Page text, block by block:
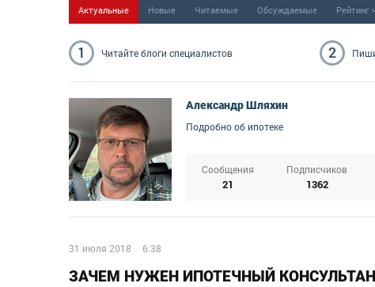
Актуальные Новые Читаемые Обсуждаемые Рейтинг
1 Читайте блоги специалистов 2
Александр Шляхин
Подробно об ипотеке
Сообщения
21
Подписчиков
1362
31 июля 2018 6:38
ЗАЧЕМ НУЖЕН ИПОТЕЧНЫЙ